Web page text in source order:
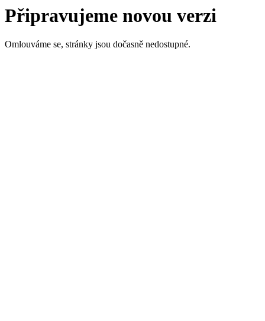
Připravujeme novou verzi
Omlouváme se, stránky jsou dočasně nedostupné.